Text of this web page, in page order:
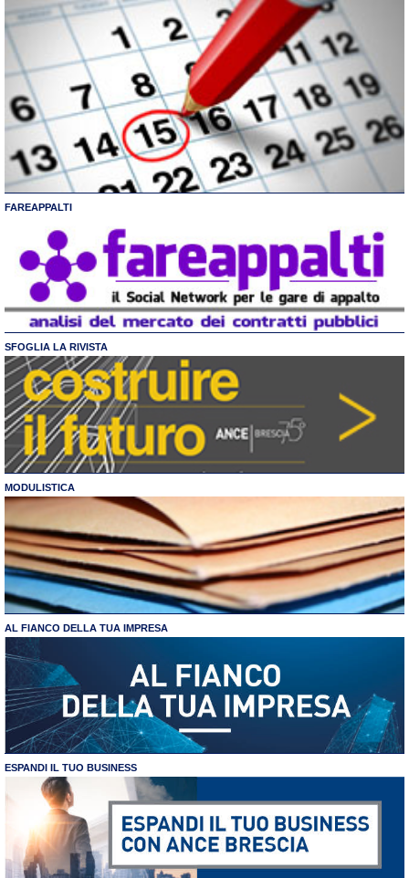
FAREAPPALTI
SFOGLIA LA RIVISTA
MODULISTICA
AL FIANCO DELLA TUA IMPRESA
ESPANDI IL TUO BUSINESS